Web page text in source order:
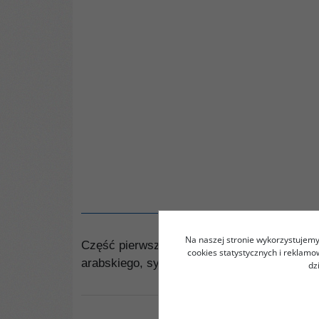
Część pierwsza pierwszej polskiej
arabskiego, sytuacji językowej w świecie
Na naszej stronie
cookies statystycznych i